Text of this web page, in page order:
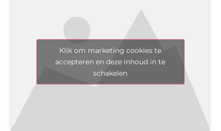
Klik om marketing cookies te
accepteren en deze inhoud in te
schakelen